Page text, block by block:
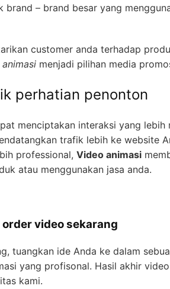
– brand besar yang
customer anda terhadap
menjadi pilihan media
perhatian penonton
menciptakan interaksi yang lebih
trafik lebih ke website
professional, Video animasi
atau menggunakan jasa anda.
video sekarang
tuangkan ide Anda ke dalam
yang profisonal. Hasil akhir
kami.